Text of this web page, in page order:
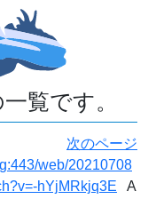
覧です。
次のページ
web/20210708
hYjMRkjq3E A